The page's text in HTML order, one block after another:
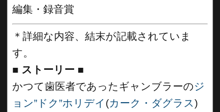
編集・録音賞
＊詳細な内容、結末が記載されていま
す。
■ ストーリー ■
かつて歯医者であったギャンブラーのジ
ョン”ドク”ホリデイ (カーク・ダグラス)